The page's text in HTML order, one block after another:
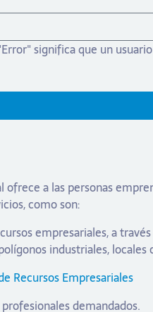
significa que un
ofrece a las personas
como son:
empresariales, a
industriales,
Recursos Empresariales
demandados.